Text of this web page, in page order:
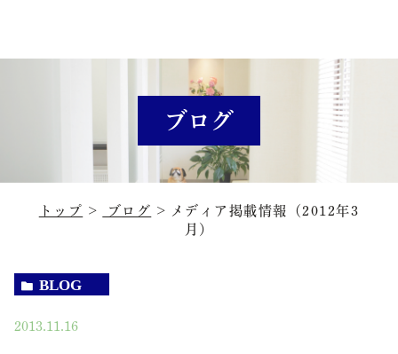
ブログ
トップ ブログ
メディア掲載情報（2012年3
月）
BLOG
2013.11.16